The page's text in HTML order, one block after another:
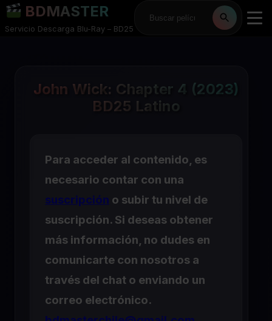
BDMASTER
Servicio Descarga Blu-Ray – BD25
John Wick: Chapter 4 (2023)
BD25 Latino
Para acceder al contenido, es
necesario contar con una
suscripción o subir tu nivel de
suscripción. Si deseas obtener
más información, no dudes en
comunicarte con nosotros a
través del chat o enviando un
correo electrónico.